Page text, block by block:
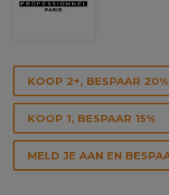
KOOP 2+, BESPAAR 20%
KOOP 1, BESPAAR 15%
MELD JE AAN EN